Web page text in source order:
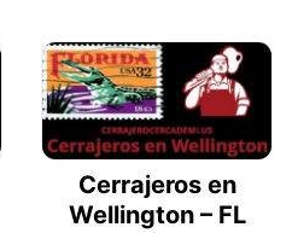
Cerrajeros en
Wellington – FL